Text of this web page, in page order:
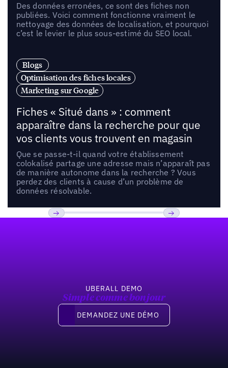
Des données erronées, ce sont des fiches non
publiées. Voici comment fonctionne vraiment le
nettoyage des données de localisation, et pourquoi
c’est le levier le plus sous-estimé du SEO local.
Blogs
Optimisation des fiches locales
Marketing sur Google
Fiches « Situé dans » : comment
apparaître dans la recherche pour que
vos clients vous trouvent en magasin
Que se passe-t-il quand votre établissement
colokalisé partage une adresse mais n’apparaît pas
de manière autonome dans la recherche ? Vous
perdez des clients à cause d’un problème de
données résolvable.
UBERALL DEMO
Simple comme bonjour
Demandez une démo
DEMANDEZ UNE DÉMO